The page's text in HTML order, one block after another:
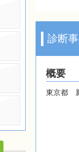
診断
概要
東京都